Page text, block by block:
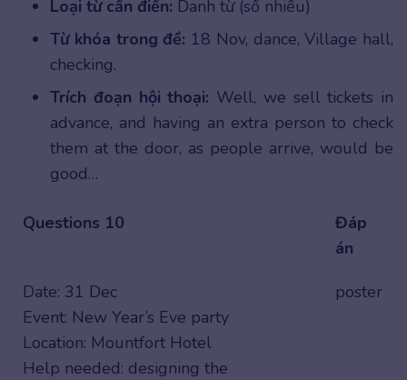
Loại từ cần điền: Danh từ (số nhiều)
Từ khóa trong đề: 18 Nov, dance, Village hall,
checking.
Trích đoạn hội thoại: Well, we sell tickets in
advance, and having an extra person to check
them at the door, as people arrive, would be
good…
Questions 10
Đáp
án
Date: 31 Dec
Event: New Year’s Eve party
Location: Mountfort Hotel
Help needed: designing the
poster